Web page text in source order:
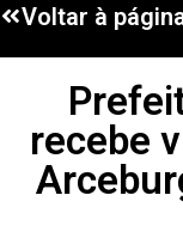
Voltar à
recebe